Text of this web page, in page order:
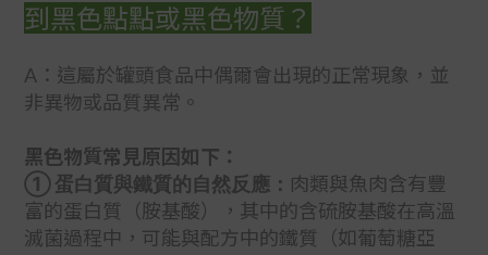
到黑色點點或黑色物質？
A：這屬於罐頭食品中偶爾會出現的正常現象，並
非異物或品質異常。
黑色物質常見原因如下：
① 蛋白質與鐵質的自然反應： 肉類與魚肉含有豐
富的蛋白質（胺基酸），其中的含硫胺基酸在高溫
滅菌過程中，可能與配方中的鐵質（如葡萄糖亞